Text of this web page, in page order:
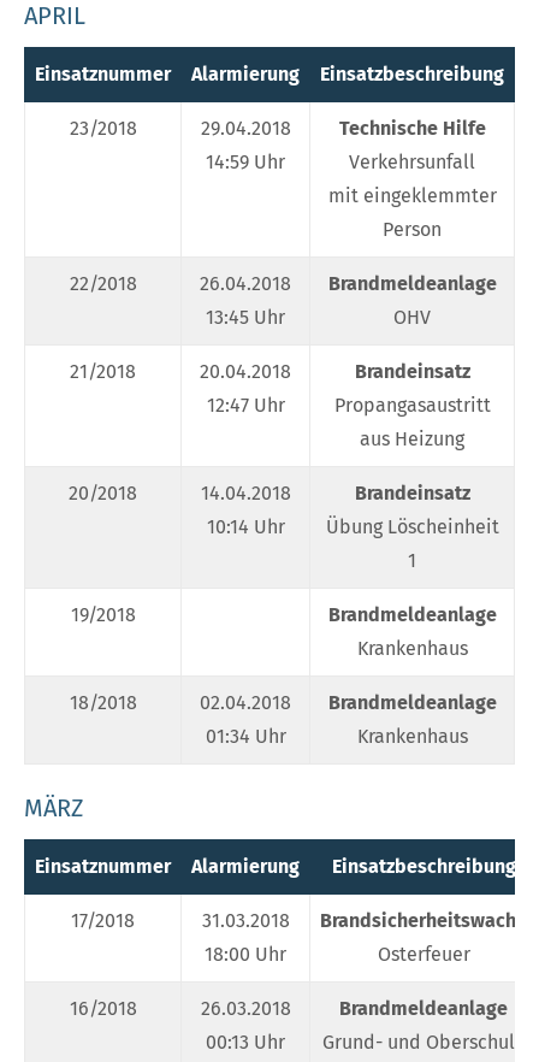
APRIL
Einsatznummer Alarmierung Einsatzbeschreibung
23/2018
29.04.2018
14:59 Uhr
Technische Hilfe
Verkehrsunfall
mit eingeklemmter
Person
22/2018
26.04.2018
13:45 Uhr
Brandmeldeanlage
OHV
21/2018
20.04.2018
12:47 Uhr
Brandeinsatz
Propangasaustritt
aus Heizung
20/2018
14.04.2018
10:14 Uhr
Brandeinsatz
Übung Löscheinheit
1
19/2018
Brandmeldeanlage
Krankenhaus
18/2018
02.04.2018
01:34 Uhr
Brandmeldeanlage
Krankenhaus
MÄRZ
Einsatznummer Alarmierung Einsatzbeschreibung
17/2018
31.03.2018
18:00 Uhr
Brandsicherheitswache
Osterfeuer
16/2018
26.03.2018
00:13 Uhr
Brandmeldeanlage
Grund- und Oberschule